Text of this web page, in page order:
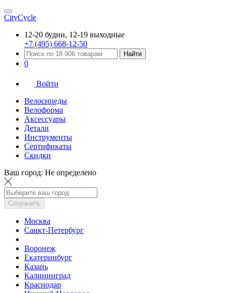
CityCycle
12-20 будни, 12-19 выходные
+7 (495) 668-12-50
Найти
0
Войти
Велосипеды
Велоформа
Аксессуары
Детали
Инструменты
Сертификаты
Скидки
Ваш город: Не определено
Сохранить
Москва
Санкт-Петербург
Воронеж
Екатеринбург
Казань
Калининград
Краснодар